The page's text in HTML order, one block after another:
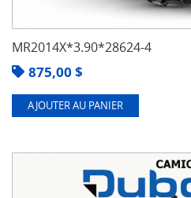
MR2014X*3.90*28624-4
875,00 $
AJOUTER AU PANIER